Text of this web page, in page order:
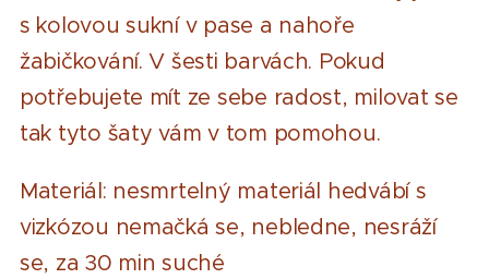
s kolovou sukní v pase a nahoře
žabičkování. V šesti barvách. Pokud
potřebujete mít ze sebe radost, milovat se
tak tyto šaty vám v tom pomohou.
Materiál: nesmrtelný materiál hedvábí s
vizkózou nemačká se, nebledne, nesráží
se, za 30 min suché